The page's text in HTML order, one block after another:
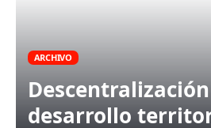
ARCHIVO
desarrollo